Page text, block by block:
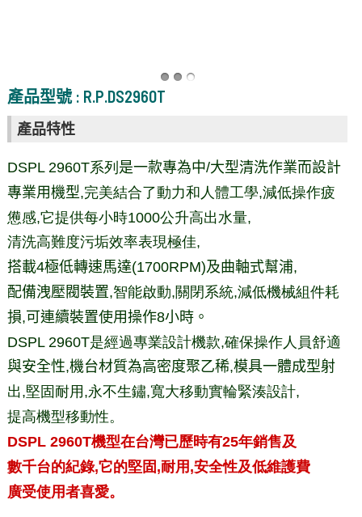
產品型號 : R.P.DS2960T
產品特性
DSPL 2960T系列 是一款專為中/大型清洗作業而設計
專業用機型,完美結合了動力和人體工學,減低操作疲
憊感,它提供每小時1000公升高出水量,
清洗高難度污垢效率表現極佳,
搭載4極低轉速馬達(1700RPM)及曲軸式幫浦,
配備洩壓閥裝置,智能啟動,關閉系統,減低機械組件耗
損,可連續裝置使用操作8小時。
DSPL 2960T是經過專業設計機款,確保操作人員舒適
與安全性,機台材質為高密度聚乙稀,模具一體成型射
出,堅固耐用,永不生鏽,寬大移動實輪緊湊設計,
提高機型移動性。
DSPL 2960T機型在台灣已歷時有25年銷售及
數千台的紀錄,它的堅固,耐用,安全性及低維護費
廣受使用者喜愛。